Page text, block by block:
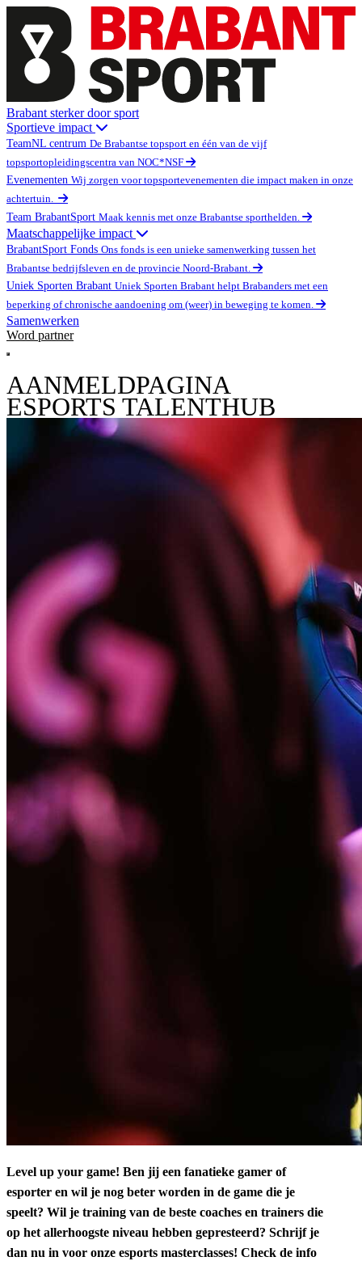
Brabant sterker door sport
Sportieve impact
TeamNL centrum De Brabantse topsport en één van de vijf
topsportopleidingscentra van NOC*NSF
Evenementen Wij zorgen voor topsportevenementen die impact maken in onze
achtertuin.
Team BrabantSport Maak kennis met onze Brabantse sporthelden.
Maatschappelijke impact
BrabantSport Fonds Ons fonds is een unieke samenwerking tussen het
Brabantse bedrijfsleven en de provincie Noord-Brabant.
Uniek Sporten Brabant Uniek Sporten Brabant helpt Brabanders met een
beperking of chronische aandoening om (weer) in beweging te komen.
Samenwerken
Word partner
Open main menu
AANMELDPAGINA
ESPORTS TALENTHUB
Level up your game! Ben jij een fanatieke gamer of
esporter en wil je nog beter worden in de game die je
speelt? Wil je training van de beste coaches en trainers die
op het allerhoogste niveau hebben gepresteerd? Schrijf je
dan nu in voor onze esports masterclasses! Check de info